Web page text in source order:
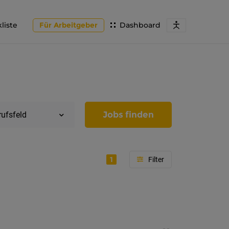
Dashboard
Für Arbeitgeber
Jobs finden
1